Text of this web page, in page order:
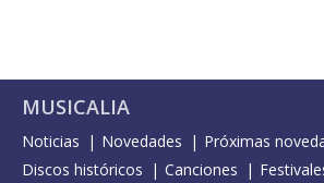
MUSICALIA
Noticias Novedades
Próximas
Discos históricos
Canciones